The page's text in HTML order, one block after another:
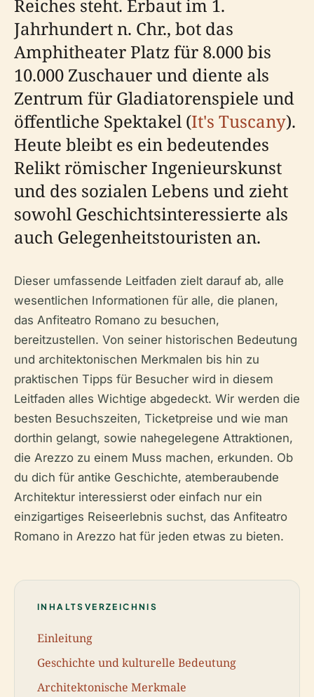
Reiches steht. Erbaut im 1.
Jahrhundert n. Chr., bot das
Amphitheater Platz für 8.000 bis
10.000 Zuschauer und diente als
Zentrum für Gladiatorenspiele und
öffentliche Spektakel (It's Tuscany).
Heute bleibt es ein bedeutendes
Relikt römischer Ingenieurskunst
und des sozialen Lebens und zieht
sowohl Geschichtsinteressierte als
auch Gelegenheitstouristen an.
Dieser umfassende Leitfaden zielt darauf ab, alle
wesentlichen Informationen für alle, die planen,
das Anfiteatro Romano zu besuchen,
bereitzustellen. Von seiner historischen Bedeutung
und architektonischen Merkmalen bis hin zu
praktischen Tipps für Besucher wird in diesem
Leitfaden alles Wichtige abgedeckt. Wir werden die
besten Besuchszeiten, Ticketpreise und wie man
dorthin gelangt, sowie nahegelegene Attraktionen,
die Arezzo zu einem Muss machen, erkunden. Ob
du dich für antike Geschichte, atemberaubende
Architektur interessierst oder einfach nur ein
einzigartiges Reiseerlebnis suchst, das Anfiteatro
Romano in Arezzo hat für jeden etwas zu bieten.
INHALTSVERZEICHNIS
Einleitung
Geschichte und kulturelle Bedeutung
Architektonische Merkmale